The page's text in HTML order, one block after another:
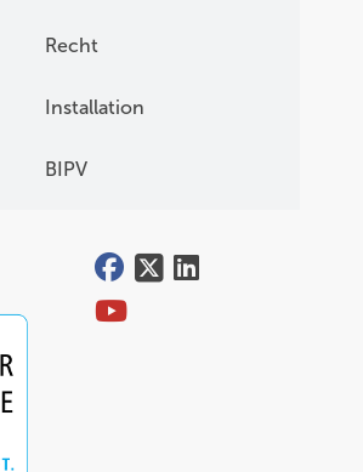
Recht
Installation
BIPV